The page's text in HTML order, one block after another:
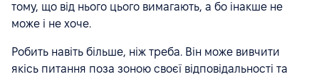
тому, що від нього цього вимагають, а бо інакше не
може і не хоче.
Робить навіть більше, ніж треба. Він може вивчити
якісь питання поза зоною своєї відповідальності та